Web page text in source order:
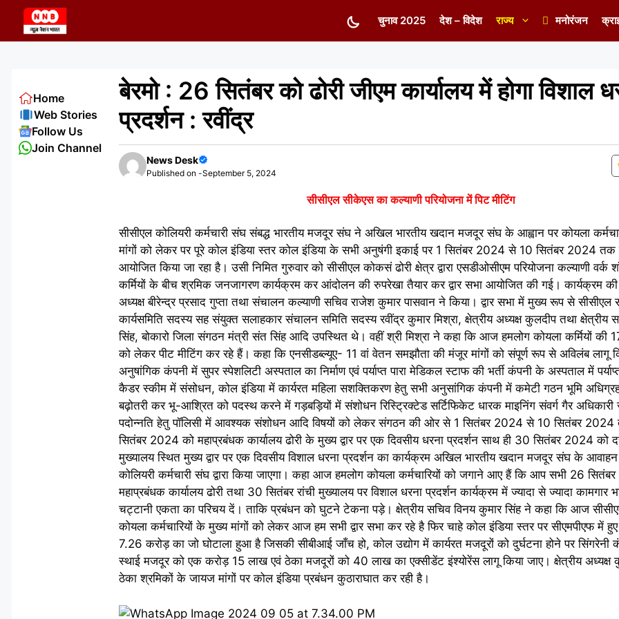
content
चुनाव 2025 देश – विदेश राज्य मनोरंजन
बेरमो : 26 सितंबर को ढोरी जीएम कार्यालय में होगा विशाल
प्रदर्शन : रवींद्र
News Desk
Published on -September 5, 2024
सीसीएल सीकेएस का कल्याणी परियोजना में पिट मीटिंग
सीसीएल कोलियरी कर्मचारी संघ संबद्ध भारतीय मजदूर संघ ने अखिल भारतीय खदान मजदूर संघ के आह्वान पर कोयला
मांगों को लेकर पर पूरे कोल इंडिया स्तर कोल इंडिया के सभी अनुषंगी इकाई पर 1 सितंबर 2024 से 10 सितंबर 2024 तक
आयोजित किया जा रहा है। उसी निमित गुरुवार को सीसीएल कोकसं ढोरी क्षेत्र द्वारा एसडीओसीएम परियोजना कल्याणी वर्क
कर्मियों के बीच श्रमिक जनजागरण कार्यक्रम कर आंदोलन की रुपरेखा तैयार कर द्वार सभा आयोजित की गई। कार्यक्रम की
अध्यक्ष बीरेन्द्र प्रसाद गुप्ता तथा संचालन कल्याणी सचिव राजेश कुमार पासवान ने किया। द्वार सभा में मुख्य रूप से
कार्यसमिति सदस्य सह संयुक्त सलाहकार संचालन समिति सदस्य रवींद्र कुमार मिश्रा, क्षेत्रीय अध्यक्ष कुलदीप तथा क्षेत्रीय
सिंह, बोकारो जिला संगठन मंत्री संत सिंह आदि उपस्थित थे। वहीं श्री मिश्रा ने कहा कि आज हमलोग कोयला कर्मियों की
को लेकर पीट मीटिंग कर रहे हैं। कहा कि एनसीडब्ल्यूए- 11 वां वेतन समझौता की मंजूर मांगों को संपूर्ण रूप से अविलंब लागू
अनुषांगिक कंपनी में सुपर स्पेशलिटी अस्पताल का निर्माण एवं पर्याप्त पारा मेडिकल स्टाफ की भर्ती कंपनी के अस्पताल में
कैडर स्कीम में संसोधन, कोल इंडिया में कार्यरत महिला सशक्तिकरण हेतु सभी अनुसांगिक कंपनी में कमेटी गठन भूमि
बढ़ोतरी कर भू-आश्रित को पदस्थ करने में गड़बड़ियों में संशोधन रिस्ट्रिक्टेड सर्टिफिकेट धारक माइनिंग संवर्ग गैर अधिकारी
पदोन्नति हेतु पॉलिसी में आवश्यक संशोधन आदि विषयों को लेकर संगठन की ओर से 1 सितंबर 2024 से 10 सितंबर 2024
सितंबर 2024 को महाप्रबंधक कार्यालय ढोरी के मुख्य द्वार पर एक दिवसीय धरना प्रदर्शन साथ ही 30 सितंबर 2024 को
मुख्यालय स्थित मुख्य द्वार पर एक दिवसीय विशाल धरना प्रदर्शन का कार्यक्रम अखिल भारतीय खदान मजदूर संघ के
कोलियरी कर्मचारी संघ द्वारा किया जाएगा। कहा आज हमलोग कोयला कर्मचारियों को जगाने आए हैं कि आप सभी 26
महाप्रबंधक कार्यालय ढोरी तथा 30 सितंबर रांची मुख्यालय पर विशाल धरना प्रदर्शन कार्यक्रम में ज्यादा से ज्यादा
चट्टानी एकता का परिचय दें। ताकि प्रबंधन को घुटने टेकना पड़े। क्षेत्रीय सचिव विनय कुमार सिंह ने कहा कि आज सीसीएल
कोयला कर्मचारियों के मुख्य मांगों को लेकर आज हम सभी द्वार सभा कर रहे है फिर चाहे कोल इंडिया स्तर पर सीएमपीएफ में
7.26 करोड़ का जो घोटाला हुआ है जिसकी सीबीआई जाँच हो, कोल उद्योग में कार्यरत मजदूरों को दुर्घटना होने पर सिंगरेनी
स्थाई मजदूर को एक करोड़ 15 लाख एवं ठेका मजदूरों को 40 लाख का एक्सीडेंट इंश्योरेंस लागू किया जाए। क्षेत्रीय अध्यक्ष
ठेका श्रमिकों के जायज मांगों पर कोल इंडिया प्रबंधन कुठाराघात कर रही है।
Home
Web Stories
Follow Us
Join Channel